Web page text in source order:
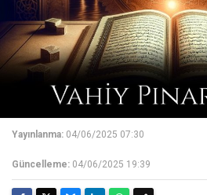
Yayınlanma: 04/06/2025 07:30
Güncelleme: 04/06/2025 19:39